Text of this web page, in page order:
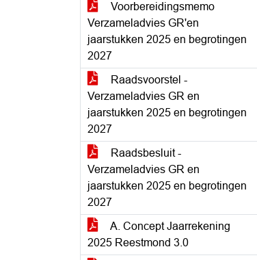
Voorbereidingsmemo
Verzameladvies GR'en
jaarstukken 2025 en begrotingen
2027
Raadsvoorstel -
Verzameladvies GR en
jaarstukken 2025 en begrotingen
2027
Raadsbesluit -
Verzameladvies GR en
jaarstukken 2025 en begrotingen
2027
A. Concept Jaarrekening
2025 Reestmond 3.0